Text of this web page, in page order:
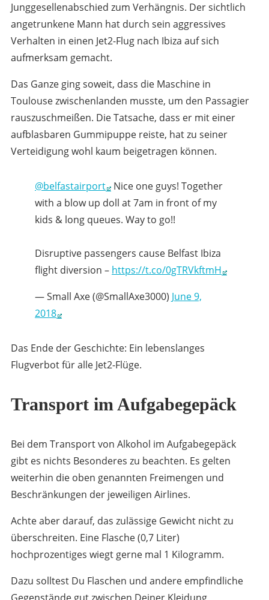
Junggesellenabschied zum Verhängnis. Der sichtlich
angetrunkene Mann hat durch sein aggressives
Verhalten in einen Jet2-Flug nach Ibiza auf sich
aufmerksam gemacht.
Das Ganze ging soweit, dass die Maschine in
Toulouse zwischenlanden musste, um den Passagier
rauszuschmeißen. Die Tatsache, dass er mit einer
aufblasbaren Gummipuppe reiste, hat zu seiner
Verteidigung wohl kaum beigetragen können.
@belfastairport
Nice one guys! Together
with a blow up doll at 7am in front of my
kids & long queues. Way to go!!
Disruptive passengers cause Belfast Ibiza
flight diversion – https://t.co/0gTRVkftmH
— Small Axe (@SmallAxe3000) June 9,
2018
Das Ende der Geschichte: Ein lebenslanges
Flugverbot für alle Jet2-Flüge.
Transport im Aufgabegepäck
Bei dem Transport von Alkohol im Aufgabegepäck
gibt es nichts Besonderes zu beachten. Es gelten
weiterhin die oben genannten Freimengen und
Beschränkungen der jeweiligen Airlines.
Achte aber darauf, das zulässige Gewicht nicht zu
überschreiten. Eine Flasche (0,7 Liter)
hochprozentiges wiegt gerne mal 1 Kilogramm.
Dazu solltest Du Flaschen und andere empfindliche